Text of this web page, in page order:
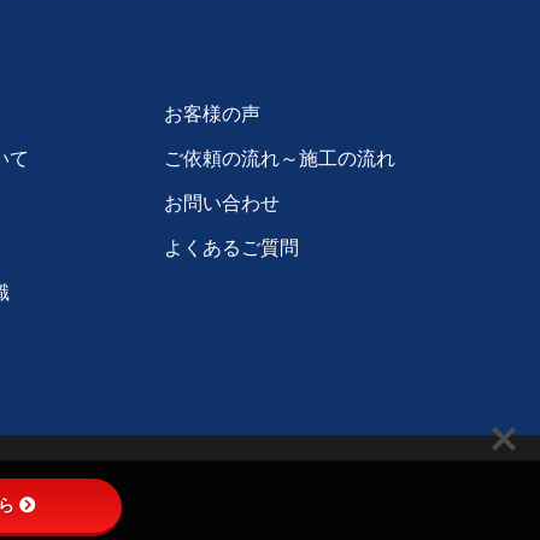
て
お客様の声
ご依頼の流れ～施工の流れ
お問い合わせ
よくあるご質問